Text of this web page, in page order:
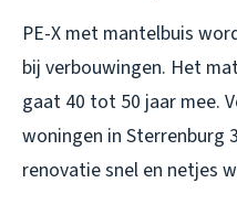
PE-X met mantelbuis
bij verbouwingen. Het
gaat 40 tot 50 jaar mee.
woningen in Sterrenburg
renovatie snel en netjes